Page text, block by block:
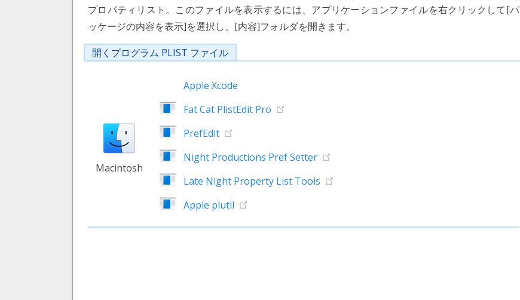
プロパティリスト。このファイルを表示するには、アプリケーションファイルを右クリックして[パ
ッケージの内容を表示]を選択し、[内容]フォルダを開きます。
開くプログラム PLIST ファイル
Macintosh
Apple Xcode
Fat Cat PlistEdit Pro
PrefEdit
Night Productions Pref Setter
Late Night Property List Tools
Apple plutil